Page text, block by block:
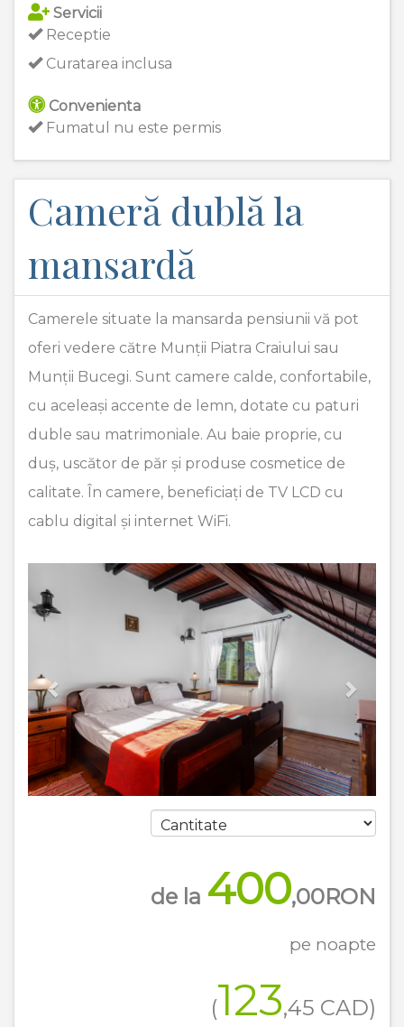
Servicii
Receptie
Curatarea inclusa
Convenienta
Fumatul nu este permis
Cameră dublă la
mansardă
Camerele situate la mansarda pensiunii vă pot
oferi vedere către Munții Piatra Craiului sau
Munții Bucegi. Sunt camere calde, confortabile,
cu aceleași accente de lemn, dotate cu paturi
duble sau matrimoniale. Au baie proprie, cu
duș, uscător de păr și produse cosmetice de
calitate. În camere, beneficiați de TV LCD cu
cablu digital și internet WiFi.
Previous Next
de la 400,00RON
pe noapte
(123,45 CAD)